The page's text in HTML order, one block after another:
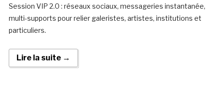
Session VIP 2.0 : réseaux sociaux, messageries instantanée,
multi-supports pour relier galeristes, artistes, institutions et
particuliers.
Lire la suite →